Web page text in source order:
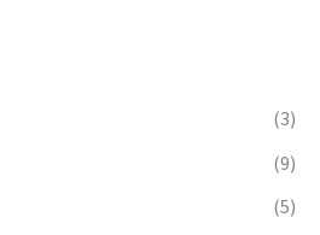
(3)
(9)
(5)